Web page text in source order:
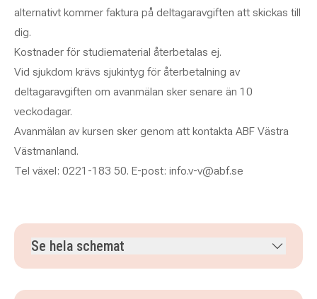
alternativt kommer faktura på deltagaravgiften att skickas till
dig.
Kostnader för studiematerial återbetalas ej.
Vid sjukdom krävs sjukintyg för återbetalning av
deltagaravgiften om avanmälan sker senare än 10
veckodagar.
Avanmälan av kursen sker genom att kontakta ABF Västra
Västmanland.
Tel växel: 0221-183 50. E-post: info.v-v@abf.se
Se hela schemat